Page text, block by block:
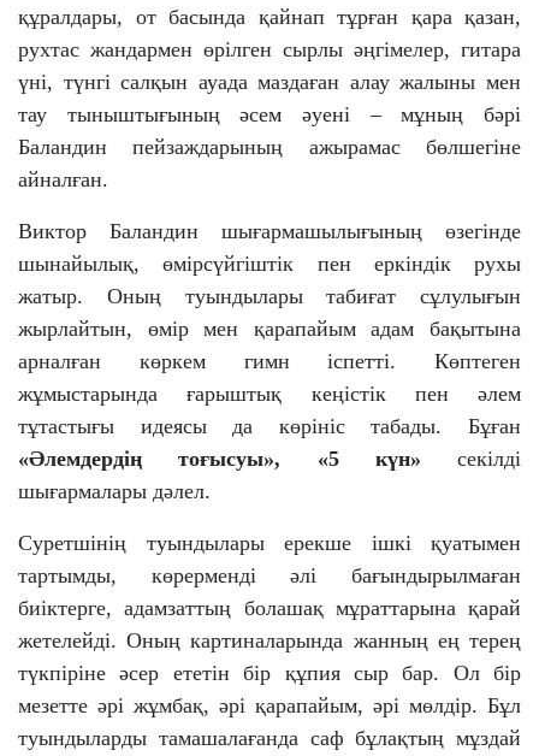
құралдары, от басында қайнап тұрған қара қазан,
рухтас жандармен өрілген сырлы әңгімелер, гитара
үні, түнгі салқын ауада маздаған алау жалыны мен
тау тыныштығының әсем әуені – мұның бәрі
Баландин пейзаждарының ажырамас бөлшегіне
айналған.
Виктор Баландин шығармашылығының өзегінде
шынайылық, өмірсүйгіштік пен еркіндік рухы
жатыр. Оның туындылары табиғат сұлулығын
жырлайтын, өмір мен қарапайым адам бақытына
арналған көркем гимн іспетті. Көптеген
жұмыстарында ғарыштық кеңістік пен әлем
тұтастығы идеясы да көрініс табады. Бұған
«Әлемдердің тоғысуы», «5 күн» секілді
шығармалары дәлел.
Суретшінің туындылары ерекше ішкі қуатымен
тартымды, көрерменді әлі бағындырылмаған
биіктерге, адамзаттың болашақ мұраттарына қарай
жетелейді. Оның картиналарында жанның ең терең
түкпіріне әсер ететін бір құпия сыр бар. Ол бір
мезетте әрі жұмбақ, әрі қарапайым, әрі мөлдір. Бұл
туындыларды тамашалағанда саф бұлақтың мұздай